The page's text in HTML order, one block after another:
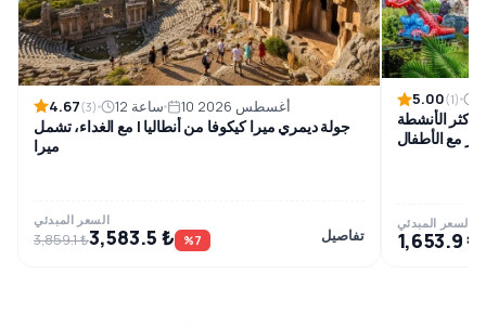
4.67(3) 12 ساعة 10 أغسطس 2026
جولة ديمري ميرا كيكوفا من أنطاليا | مع الغداء، تشمل
ميرا
السعر المبدئي
3,859.1 ₺3,583.5 ₺ %7 تفاصيل
5.00(1)
أكثر الأنشطة
مع الأطفال
السعر المبدئي
1,653.9 ₺